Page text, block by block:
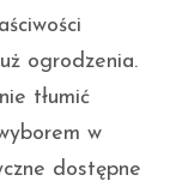
ogrodzenia.
tłumić
w
dostępne